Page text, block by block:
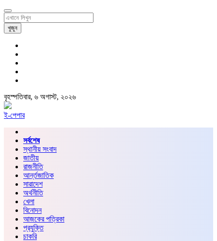
খুজুন
বৃহস্পতিবার, ৬ অগাস্ট, ২০২৬
ই-পেপার
সর্বশেষ
স্থানীয় সংবাদ
জাতীয়
রাজনীতি
আর্ন্তজাতিক
সারাদেশ
অর্থনীতি
খেলা
বিনোদন
আজকের পত্রিকা
প্রযুক্তি
চাকরি